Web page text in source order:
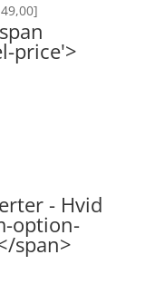
price'>
- Hvid
option-
span>